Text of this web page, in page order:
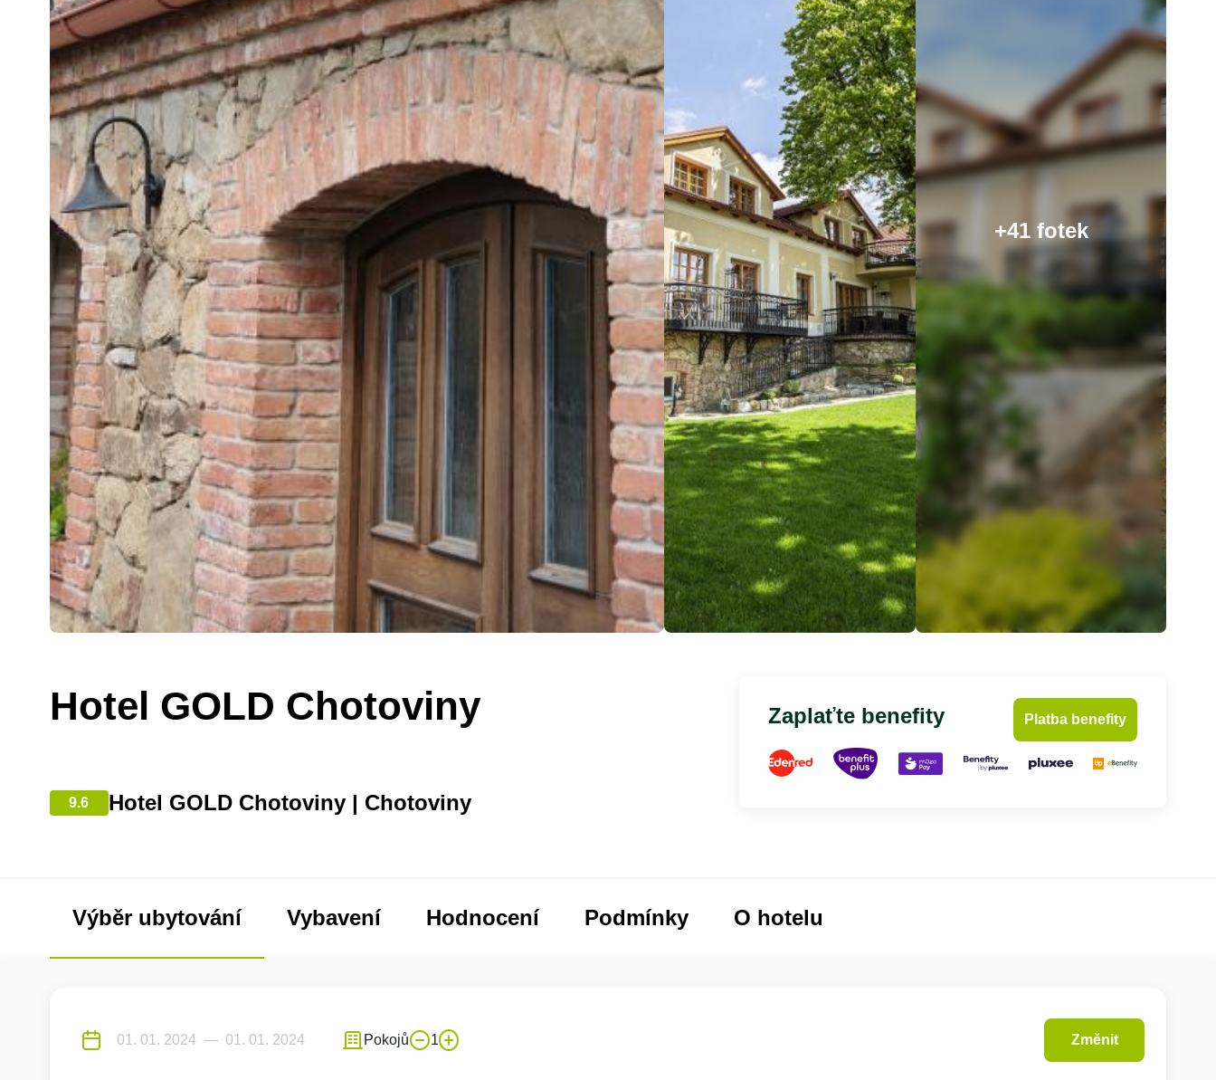
+41 fotek
Hotel GOLD Chotoviny
9.6 Hotel GOLD Chotoviny | Chotoviny
Zaplaťte benefity Platba benefity
Výběr ubytování Vybavení Hodnocení Podmínky O hotelu
Pokojů 1 Změnit